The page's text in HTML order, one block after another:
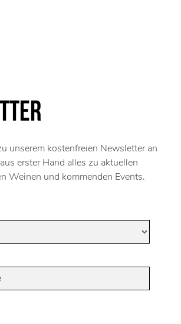
unserem kostenfreien Newsletter an
erster Hand alles zu aktuellen
Weinen und kommenden Events.